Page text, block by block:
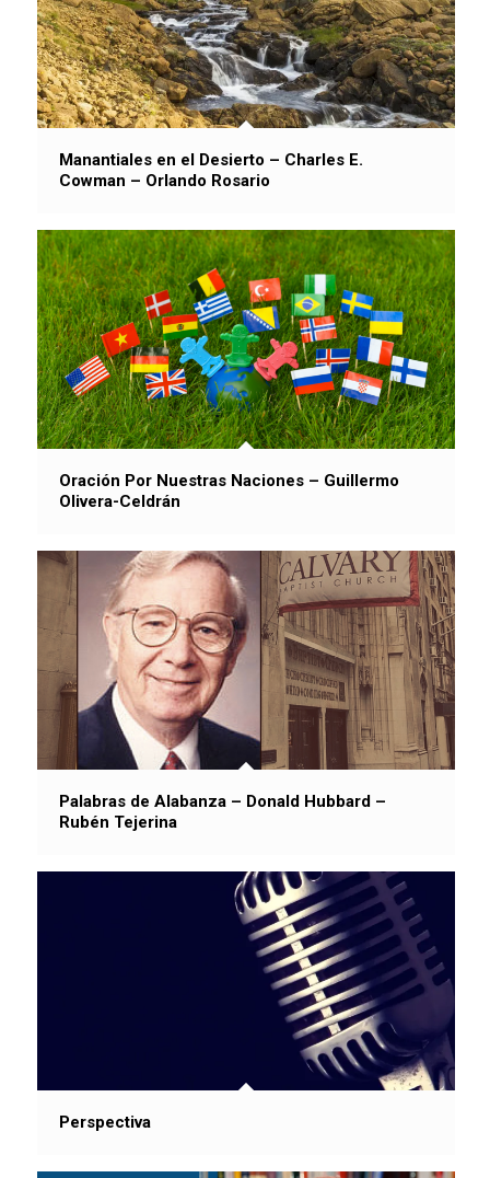
Manantiales en el Desierto – Charles E.
Cowman – Orlando Rosario
Oración Por Nuestras Naciones – Guillermo
Olivera-Celdrán
Palabras de Alabanza – Donald Hubbard –
Rubén Tejerina
Perspectiva